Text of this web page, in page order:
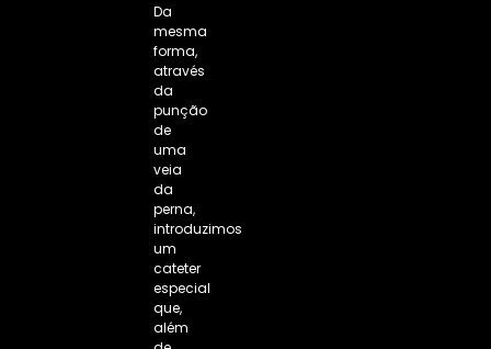
Da
mesma
forma,
através
da
punção
de
uma
veia
da
perna,
introduzimos
um
cateter
especial
que,
além